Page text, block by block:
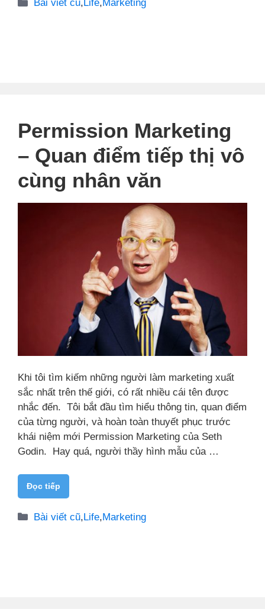
Bài viết cũ, Life, Marketing
Permission Marketing
– Quan điểm tiếp thị vô
cùng nhân văn
Khi tôi tìm kiếm những người làm marketing xuất
sắc nhất trên thế giới, có rất nhiều cái tên được
nhắc đến. Tôi bắt đầu tìm hiểu thông tin, quan điểm
của từng người, và hoàn toàn thuyết phục trước
khái niệm mới Permission Marketing của Seth
Godin. Hay quá, người thầy hình mẫu của …
Đọc tiếp
Danh
Bài viết cũ,Life,Marketing